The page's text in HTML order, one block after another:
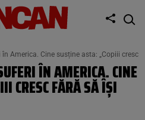
America. Cine susține asta: „Copiii cresc
ÎN AMERICA. CINE
CRESC FĂRĂ SĂ ÎȘI